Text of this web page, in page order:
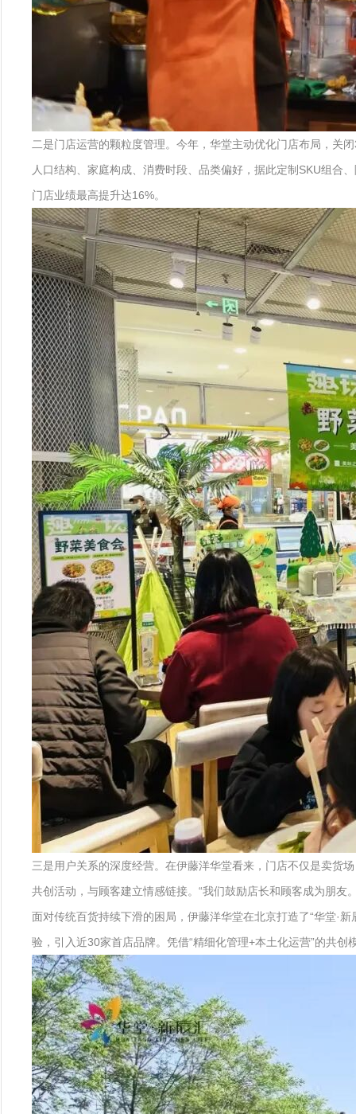
二是门店运营的颗粒度管理。今年，华堂主动优化门店布局，关
人口结构、家庭构成、消费时段、品类偏好，据此定制SKU组合
门店业绩最高提升达16%。
三是用户关系的深度经营。在伊藤洋华堂看来，门店不仅是卖货
共创活动，与顾客建立情感链接。“我们鼓励店长和顾客成为朋
面对传统百货持续下滑的困局，伊藤洋华堂在北京打造了“华堂·
验，引入近30家首店品牌。凭借“精细化管理+本土化运营”的共